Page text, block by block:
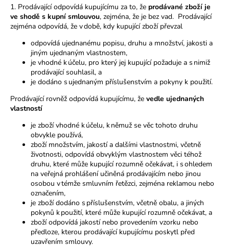
1. Prodávající odpovídá kupujícímu za to, že prodávané zboží je
ve shodě s kupní smlouvou, zejména, že je bez vad. Prodávající
zejména odpovídá, že v době, kdy kupující zboží převzal
odpovídá ujednanému popisu, druhu a množství, jakosti a
jiným ujednaným vlastnostem,
je vhodné k účelu, pro který jej kupující požaduje a s nimiž
prodávající souhlasil, a
je dodáno s ujednaným příslušenstvím a pokyny k použití.
Prodávající rovněž odpovídá kupujícímu, že vedle ujednaných
vlastností
je zboží vhodné k účelu, k němuž se věc tohoto druhu
obvykle používá,
zboží množstvím, jakostí a dalšími vlastnostmi, včetně
životnosti, odpovídá obvyklým vlastnostem věci téhož
druhu, které může kupující rozumně očekávat, i s ohledem
na veřejná prohlášení učiněná prodávajícím nebo jinou
osobou v témže smluvním řetězci, zejména reklamou nebo
označením,
je zboží dodáno s příslušenstvím, včetně obalu, a jiných
pokynů k použití, které může kupující rozumně očekávat, a
zboží odpovídá jakostí nebo provedením vzorku nebo
předloze, kterou prodávající kupujícímu poskytl před
uzavřením smlouvy.
u
č
u
1015CMLT